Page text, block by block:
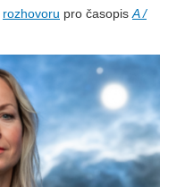
rozhovoru pro časopis A /